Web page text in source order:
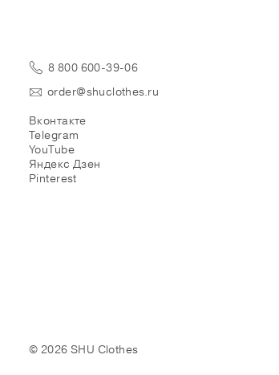
8 800 600-39-06
order@shuclothes.ru
Вконтакте
Telegram
YouTube
Яндекс Дзен
Pinterest
© 2026 SHU Clothes